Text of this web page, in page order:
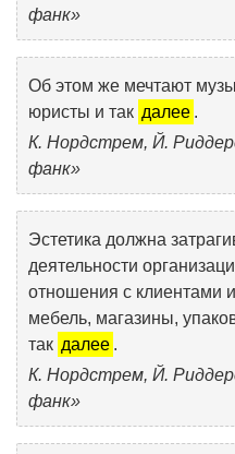
фанк»
Об этом же мечтают
юристы и так далее .
К. Нордстрем, Й.
фанк»
Эстетика должна
деятельности
отношения с клиентами
мебель, магазины,
так далее .
К. Нордстрем, Й.
фанк»